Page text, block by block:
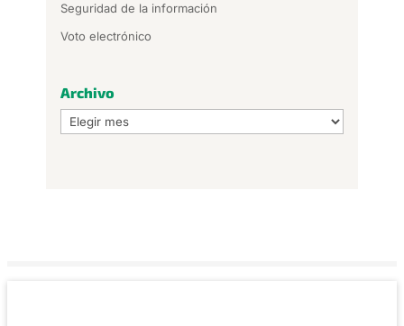
Seguridad de la información
Voto electrónico
Archivo
Archivo